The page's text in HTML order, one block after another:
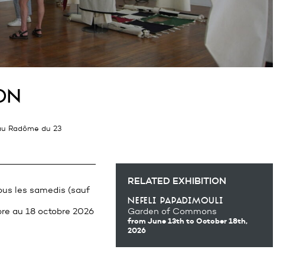
RELATED EXHIBITION
nefeli papadimouli
Garden of Commons
from June 13th to October 18th,
2026
les samedis (sauf
au 18 octobre 2026